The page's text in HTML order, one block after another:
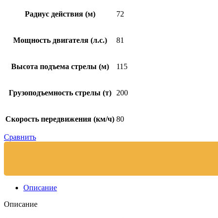
Радиус действия (м) 72
Мощность двигателя (л.с.) 81
Высота подъема стрелы (м) 115
Грузоподъемность стрелы (т) 200
Скорость передвижения (км/ч) 80
Сравнить
Описание
Описание